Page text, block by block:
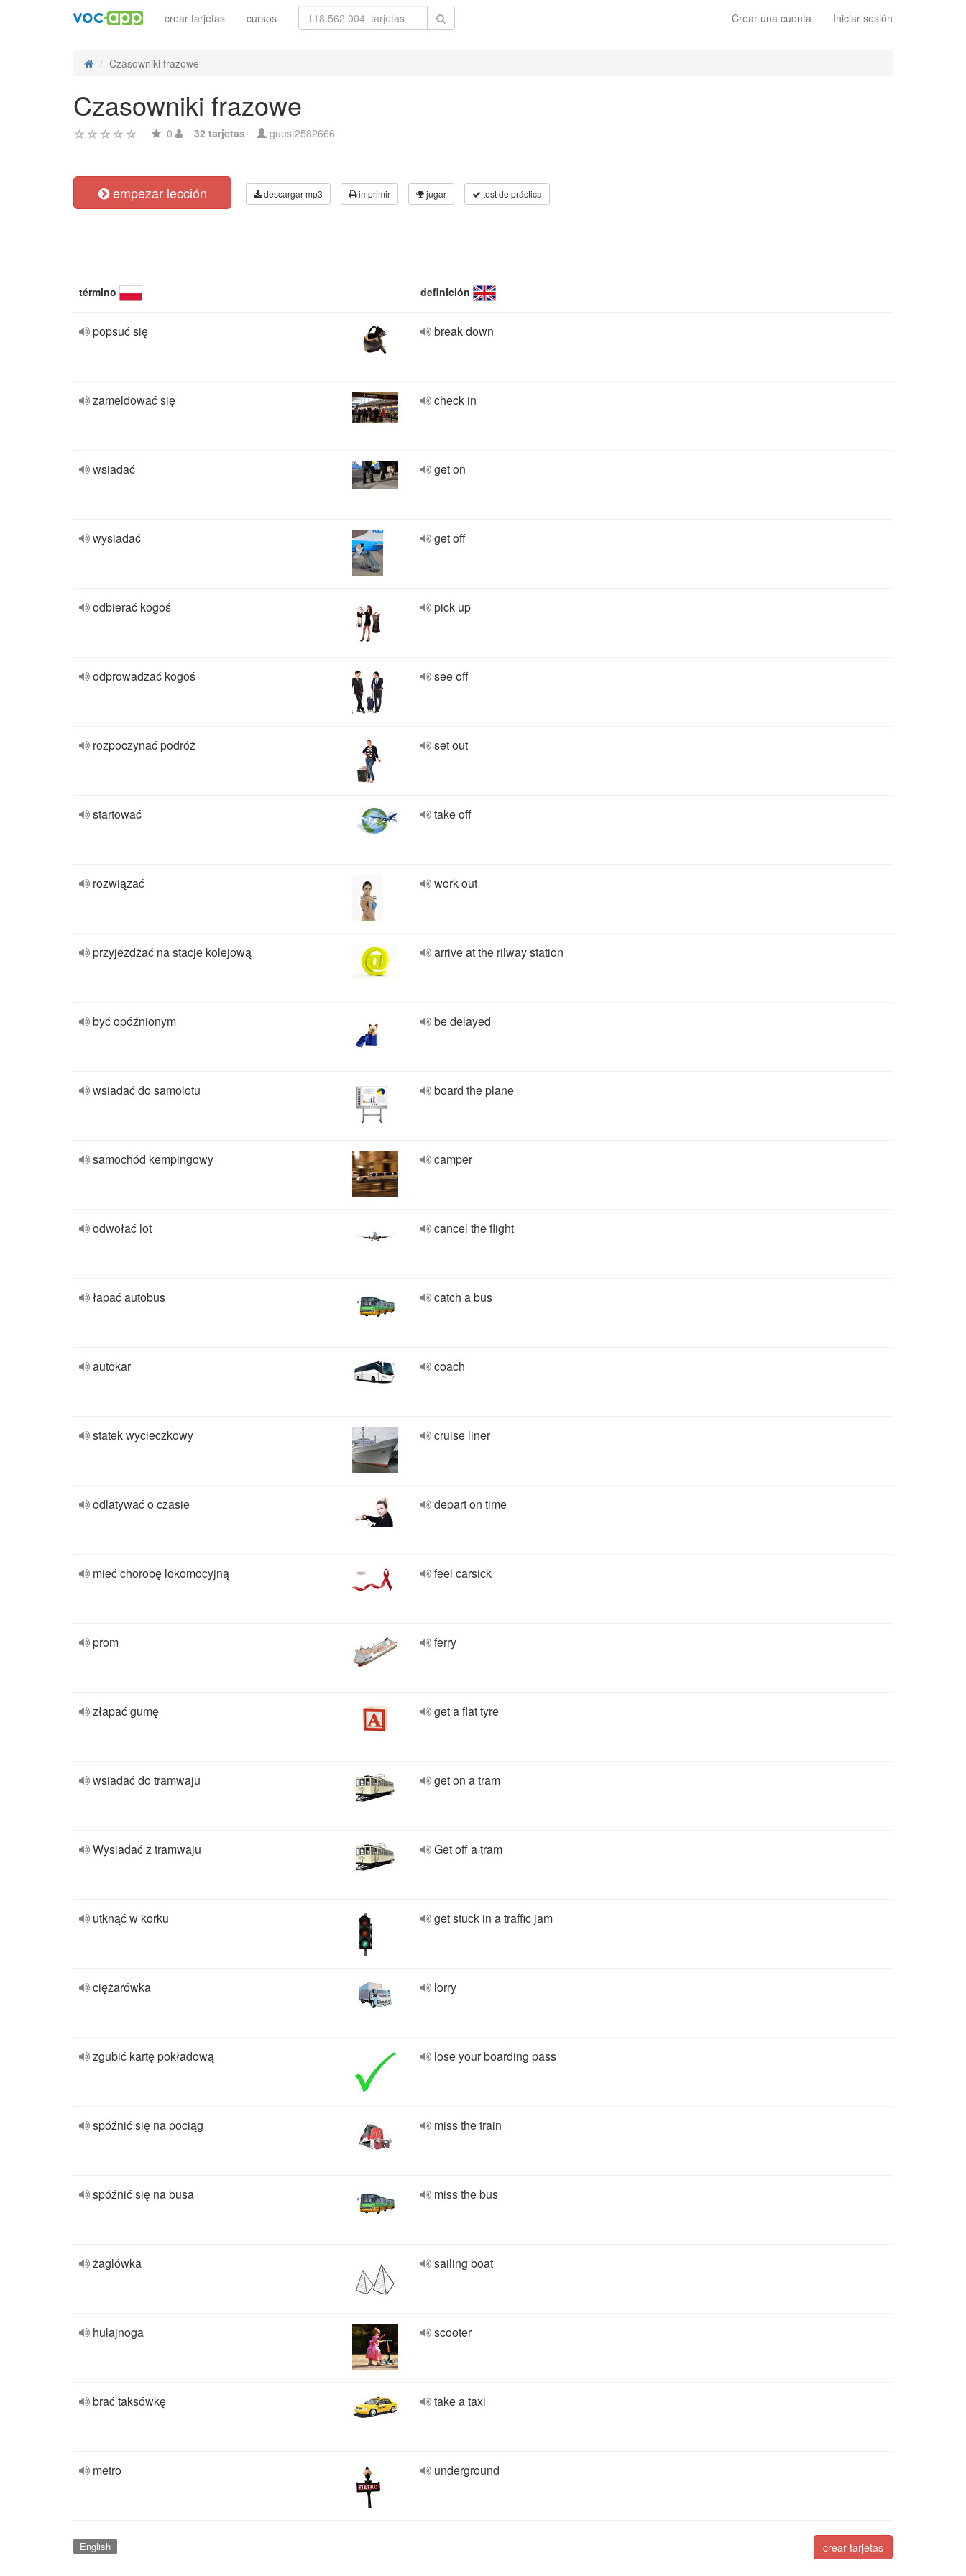
Crear una cuenta Iniciar sesión
crear tarjetas cursos
Czasowniki frazowe
Czasowniki frazowe
0 32 tarjetas guest2582666
empezar lección descargar mp3 imprimir jugar test de práctica
término definición
popsuć się break down
zameldować się check in
wsiadać get on
wysiadać get off
odbierać kogoś pick up
odprowadzać kogoś see off
rozpoczynać podróż set out
startować take off
rozwiązać work out
przyjeżdżać na stacje kolejową arrive at the rilway station
być opóźnionym be delayed
wsiadać do samolotu board the plane
samochód kempingowy camper
odwołać lot cancel the flight
łapać autobus catch a bus
autokar coach
statek wycieczkowy cruise liner
odlatywać o czasie depart on time
mieć chorobę lokomocyjną feel carsick
prom ferry
złapać gumę get a flat tyre
wsiadać do tramwaju get on a tram
Wysiadać z tramwaju Get off a tram
utknąć w korku get stuck in a traffic jam
ciężarówka lorry
zgubić kartę pokładową lose your boarding pass
spóźnić się na pociąg miss the train
spóźnić się na busa miss the bus
żaglówka sailing boat
hulajnoga scooter
brać taksówkę take a taxi
metro underground
crear tarjetas
English